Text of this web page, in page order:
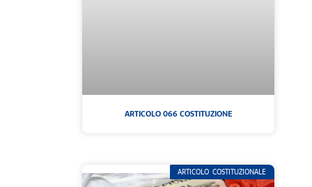
ARTICOLO 066 COSTITUZIONE
ARTICOLO COSTITUZIONALE